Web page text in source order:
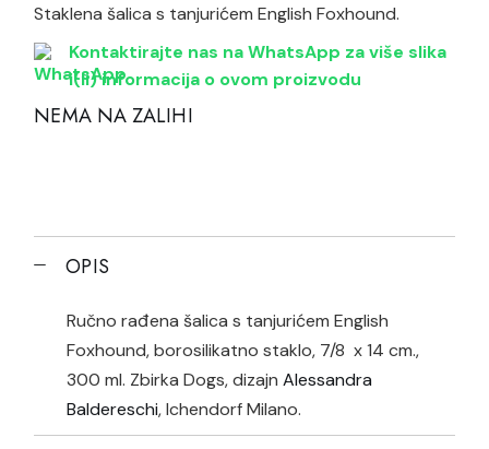
Staklena šalica s tanjurićem English Foxhound.
Kontaktirajte nas na WhatsApp za više slika
i(li) informacija o ovom proizvodu
NEMA NA ZALIHI
OPIS
Ručno rađena šalica s tanjurićem English
Foxhound, borosilikatno staklo, 7/8 x 14 cm.,
300 ml. Zbirka Dogs, dizajnAlessandra
Baldereschi, Ichendorf Milano.